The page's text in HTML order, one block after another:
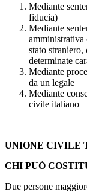
Mediante
fiducia)
Mediante
amministrativa
stato straniero,
determinate
Mediante
da un legale
Mediante
civile italiano
UNIONE CIVILE
CHI PUÒ
Due persone